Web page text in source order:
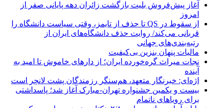
آغاز پیش‌فروش بلیت بازگشت زائران دهه پایانی صفر از
امروز
از سقوط در QS تا حذف از تایمز، وقتی سیاست دانشگاه را
قربانی می‌کند/ روایت حذف دانشگاه‌های ایران از
رتبه‌بندی‌های جهانی
مالیات پنهان بنزین بی‌کیفیت
نجات میراث گره‌خورده ایران؛ از دارهای خاموش تا امید به
آینده
اژه‌ای: خبرنگار متعهد، هم‌سنگر رزمندگان پشت لانچر است
بیست و یکمین جشنواره تهران-مبارک آغاز شد؛ پاسداشتی
برای رویاهای ناتمام